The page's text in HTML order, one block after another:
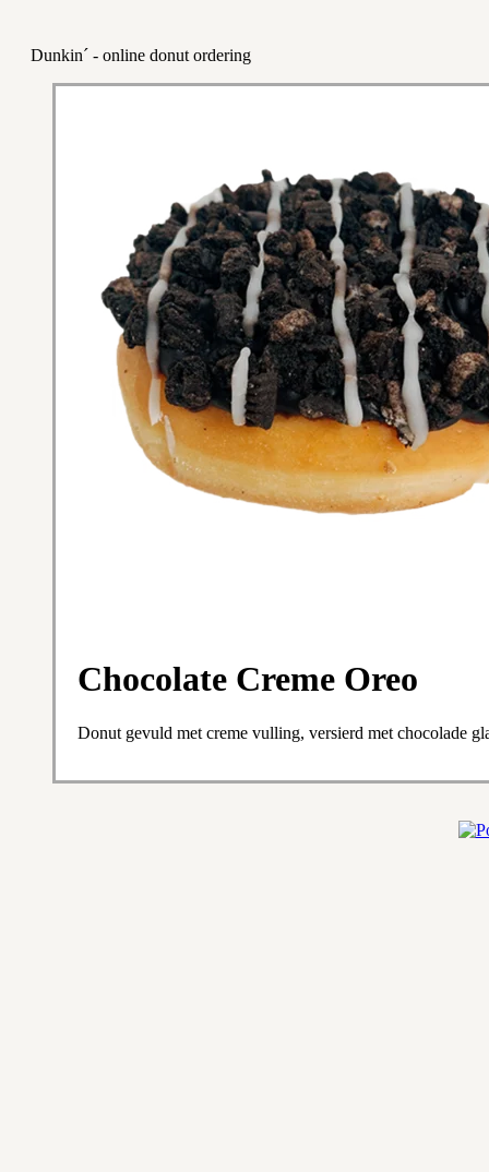
Dunkin´ - online donut ordering
Chocolate Creme Oreo
Donut gevuld met creme vulling, versierd met chocolade